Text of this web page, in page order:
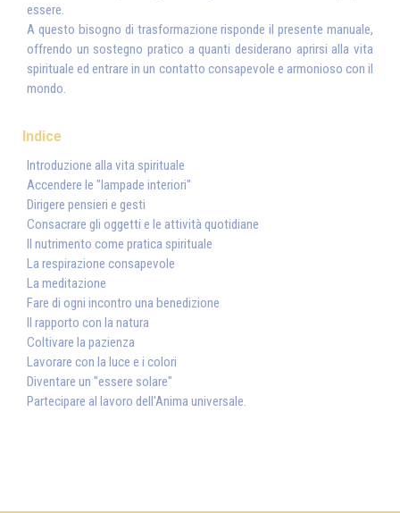
essere.
A questo bisogno di trasformazione risponde il presente manuale,
offrendo un sostegno pratico a quanti desiderano aprirsi alla vita
spirituale ed entrare in un contatto consapevole e armonioso con il
mondo.
Indice
Introduzione alla vita spirituale
Accendere le "lampade interiori"
Dirigere pensieri e gesti
Consacrare gli oggetti e le attività quotidiane
Il nutrimento come pratica spirituale
La respirazione consapevole
La meditazione
Fare di ogni incontro una benedizione
Il rapporto con la natura
Coltivare la pazienza
Lavorare con la luce e i colori
Diventare un "essere solare"
Partecipare al lavoro dell'Anima universale.